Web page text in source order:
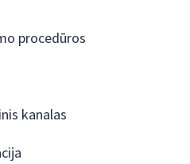
procedūros
kanalas